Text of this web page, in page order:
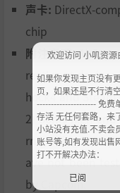
声卡: DirectX-
chip
附注事项:1)
rectInput devices
hock4 and Steam
2) Some high
rn gaming
ave not been
by Capcom.
欢迎访问 小叽资源
如果你发现主页没有
页，如果还是不行清
--------------------- 免费
存活 无任何套路，来
小站没有充值.不卖会
账号等,如有发现出售
打不开解决办法：
已阅